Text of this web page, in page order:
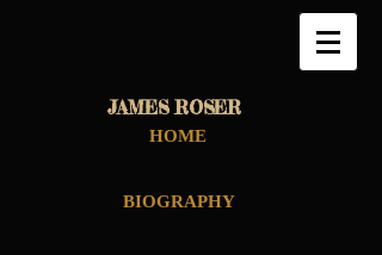
JAMES ROSER
HOME
BIOGRAPHY